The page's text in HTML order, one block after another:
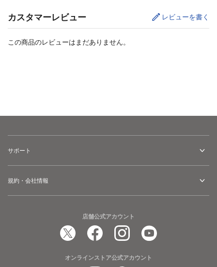
カスタマーレビュー レビューを書く
この商品のレビューはまだありません。
サポート
規約・会社情報
店舗公式アカウント
オンラインストア公式アカウント